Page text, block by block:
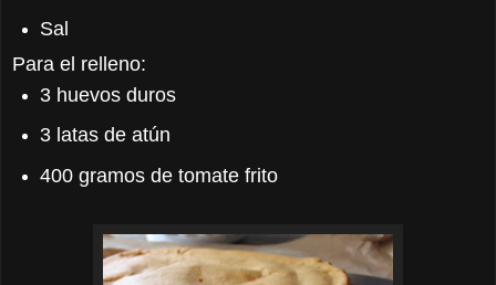
Sal
Para el relleno:
3 huevos duros
3 latas de atún
400 gramos de tomate frito